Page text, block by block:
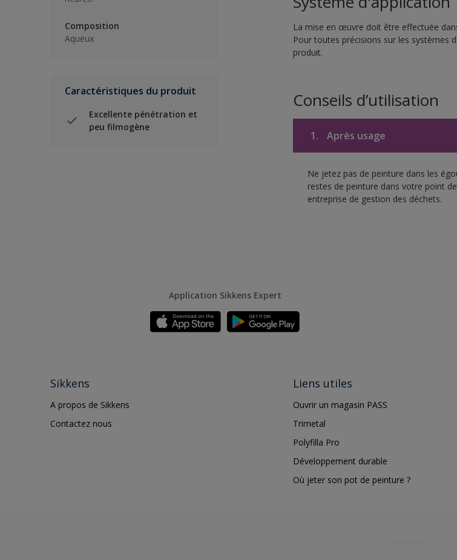
Composition
Aqueux
Caractéristiques du produit
Excellente pénétration et
peu filmogène
La mise en œuvre doit être effectuée
Pour toutes précisions sur les systèmes
produit.
Conseils d’utilisation
1. Après usage
Ne jetez pas de peinture dans les
restes de peinture dans votre point
entreprise de gestion des déchets.
Application Sikkens Expert
Sikkens
A propos de Sikkens
Contactez nous
Liens utiles
Ouvrir un magasin PASS
Trimetal
Polyfilla Pro
Développement durable
Où jeter son pot de peinture ?